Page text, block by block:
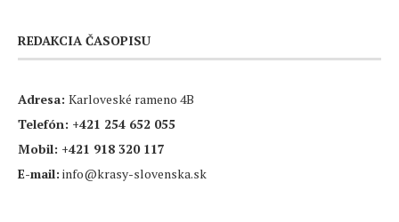
REDAKCIA ČASOPISU
Adresa: Karloveské rameno 4B
Telefón: +421 254 652 055
Mobil: +421 918 320 117
E-mail: info@krasy-slovenska.sk